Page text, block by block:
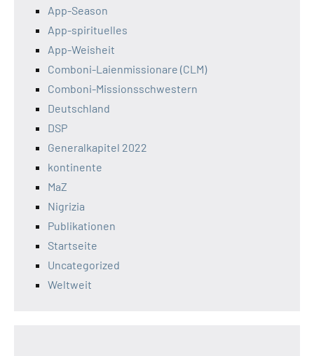
App-Season
App-spirituelles
App-Weisheit
Comboni-Laienmissionare (CLM)
Comboni-Missionsschwestern
Deutschland
DSP
Generalkapitel 2022
kontinente
MaZ
Nigrizia
Publikationen
Startseite
Uncategorized
Weltweit